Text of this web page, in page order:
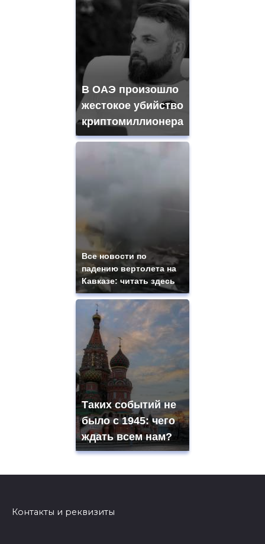
В ОАЭ произошло
жестокое убийство
криптомиллионера
Все новости по
падению вертолета на
Кавказе: читать здесь
Таких событий не
было с 1945: чего
ждать всем нам?
Контакты и реквизиты